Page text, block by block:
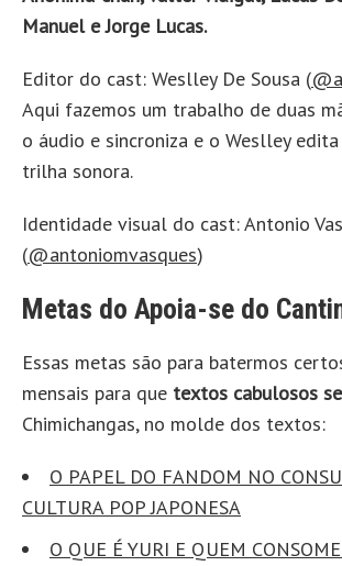
Manuel e Jorge Lucas.
Editor do cast: Weslley De Sousa (
Aqui fazemos um trabalho de duas
o áudio e sincroniza e o Weslley
trilha sonora.
Identidade visual do cast: Antonio
(@antoniomvasques)
Metas do Apoia-se do
Essas metas são para batermos
mensais para que textos cabulosos
Chimichangas, no molde dos textos:
O PAPEL DO FANDOM NO
CULTURA POP JAPONESA
O QUE É YURI E QUEM